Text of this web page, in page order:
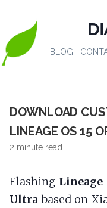
BLOG
DOWNLOAD
LINEAGE OS 15
2 minute read
Flashing Lineage
Ultra based on